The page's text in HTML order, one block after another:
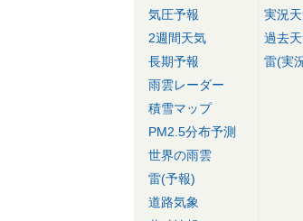
気圧予報
2週間天気
長期予報
雨雲レーダー
積雪マップ
PM2.5分布予測
世界の雨雲
雷(予報)
道路気象
実況
過去
雷(実